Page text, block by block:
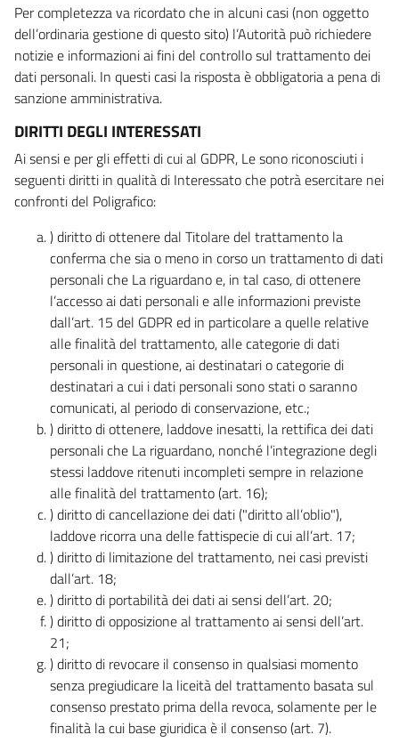
Per completezza va ricordato che in alcuni casi (non oggetto
dell’ordinaria gestione di questo sito) l’Autorità può richiedere
notizie e informazioni ai fini del controllo sul trattamento dei
dati personali. In questi casi la risposta è obbligatoria a pena di
sanzione amministrativa.
DIRITTI DEGLI INTERESSATI
Ai sensi e per gli effetti di cui al GDPR, Le sono riconosciuti i
seguenti diritti in qualità di Interessato che potrà esercitare nei
confronti del Poligrafico:
) diritto di ottenere dal Titolare del trattamento la
conferma che sia o meno in corso un trattamento di dati
personali che La riguardano e, in tal caso, di ottenere
l’accesso ai dati personali e alle informazioni previste
dall’art. 15 del GDPR ed in particolare a quelle relative
alle finalità del trattamento, alle categorie di dati
personali in questione, ai destinatari o categorie di
destinatari a cui i dati personali sono stati o saranno
comunicati, al periodo di conservazione, etc.;
) diritto di ottenere, laddove inesatti, la rettifica dei dati
personali che La riguardano, nonché l’integrazione degli
stessi laddove ritenuti incompleti sempre in relazione
alle finalità del trattamento (art. 16);
) diritto di cancellazione dei dati ("diritto all’oblio"),
laddove ricorra una delle fattispecie di cui all’art. 17;
) diritto di limitazione del trattamento, nei casi previsti
dall’art. 18;
) diritto di portabilità dei dati ai sensi dell’art. 20;
) diritto di opposizione al trattamento ai sensi dell’art.
21;
) diritto di revocare il consenso in qualsiasi momento
senza pregiudicare la liceità del trattamento basata sul
consenso prestato prima della revoca, solamente per le
finalità la cui base giuridica è il consenso (art. 7).